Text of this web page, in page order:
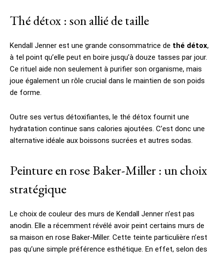
Thé détox : son allié de taille
Kendall Jenner est une grande consommatrice de thé détox,
à tel point qu’elle peut en boire jusqu’à douze tasses par jour.
Ce rituel aide non seulement à purifier son organisme, mais
joue également un rôle crucial dans le maintien de son poids
de forme.
Outre ses vertus détoxifiantes, le thé détox fournit une
hydratation continue sans calories ajoutées. C’est donc une
alternative idéale aux boissons sucrées et autres sodas.
Peinture en rose Baker-Miller : un choix
stratégique
Le choix de couleur des murs de Kendall Jenner n’est pas
anodin. Elle a récemment révélé avoir peint certains murs de
sa maison en rose Baker-Miller. Cette teinte particulière n’est
pas qu’une simple préférence esthétique. En effet, selon des